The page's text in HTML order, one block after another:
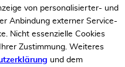
von personalisierter- und
Anbindung externer Service-
Nicht essenzielle Cookies
Zustimmung. Weiteres
und dem